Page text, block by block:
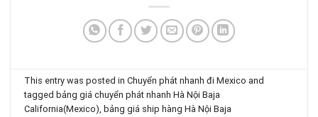
This entry was posted inChuyển phát nhanh đi Mexico and
tagged bảng giá chuyển phát nhanh Hà Nội Baja
California(Mexico), bảng giá ship hàng Hà Nội Baja